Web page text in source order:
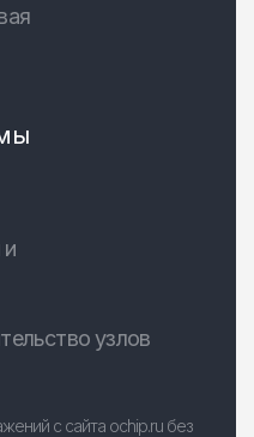
узлов
с сайта ochip.ru без